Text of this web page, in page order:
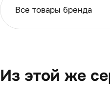
Все товары бренда
Из этой же